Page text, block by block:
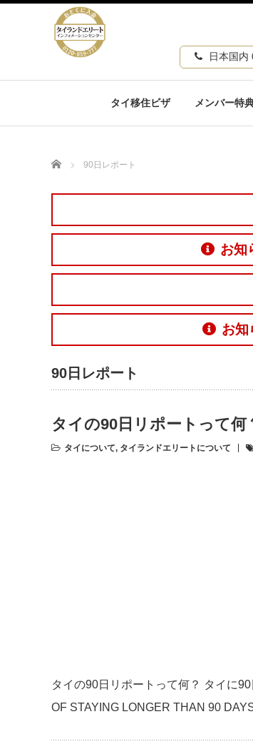
日本国内
タイ移住ビザ メンバー特
Home 90日レポート
お知
お知
90日レポート
タイの90日リポートって何
タイについて, タイランドエリートについて
タイの90日リポートって何？ タイに
OF STAYING LONGER THAN 90